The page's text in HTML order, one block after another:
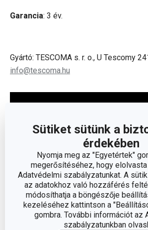
Sütiket sütünk a
érdekében
Nyomja meg az "Egyetértek"
megerősítéséhez, hogy
Adatvédelmi szabályzatunkat. A
az adatokhoz való hozzáférés
módosíthatja a böngészője
kezeléséhez kattintson a
gombra. További információt az
szabályzatunkban
Garancia: 3 év.
Gyártó: TESCOMA s. r. o., U Tescomy
info@tescoma.hu
Olvasson